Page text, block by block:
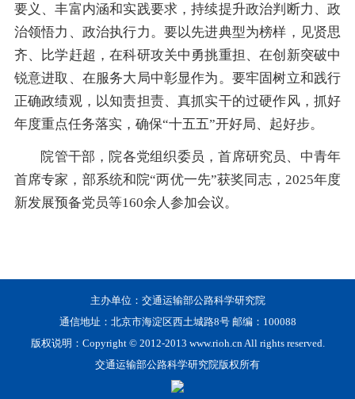
要义、丰富内涵和实践要求，持续提升政治判断力、政
治领悟力、政治执行力。要以先进典型为榜样，见贤思
齐、比学赶超，在科研攻关中勇挑重担、在创新突破中
锐意进取、在服务大局中彰显作为。要牢固树立和践行
正确政绩观，以知责担责、真抓实干的过硬作风，抓好
年度重点任务落实，确保“十五五”开好局、起好步。
院管干部，院各党组织委员，首席研究员、中青年
首席专家，部系统和院“两优一先”获奖同志，2025年度
新发展预备党员等160余人参加会议。
主办单位：交通运输部公路科学研究院
通信地址：北京市海淀区西土城路8号 邮编：100088
版权说明：Copyright © 2012-2013 www.rioh.cn All rights reserved.
交通运输部公路科学研究院版权所有